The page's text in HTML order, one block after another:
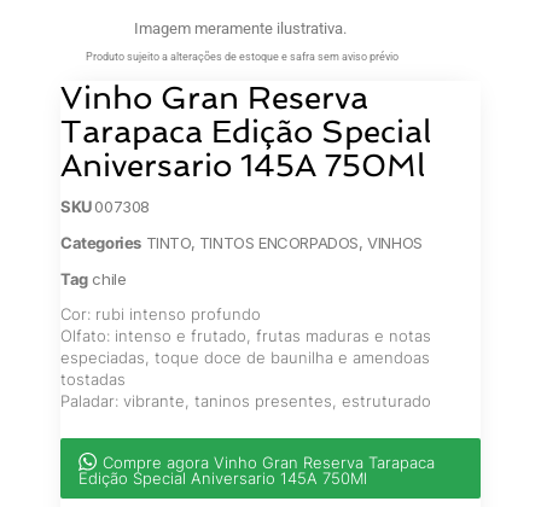
Imagem meramente ilustrativa.
Produto sujeito a alterações de estoque e safra sem aviso prévio
Vinho Gran Reserva
Tarapaca Edição Special
Aniversario 145A 750Ml
SKU007308
Categories TINTO, TINTOS ENCORPADOS,VINHOS
Tag chile
Cor: rubi intenso profundo
Olfato: intenso e frutado, frutas maduras e notas
especiadas, toque doce de baunilha e amendoas
tostadas
Paladar: vibrante, taninos presentes, estruturado
Compre agora Vinho Gran Reserva Tarapaca
Edição Special Aniversario 145A 750Ml